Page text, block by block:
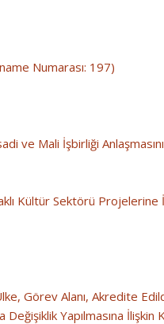
Numarası: 197)
ve Mali İşbirliği
Kültür Sektörü Projelerine
Görev Alanı, Akredite
Yapılmasına İlişkin